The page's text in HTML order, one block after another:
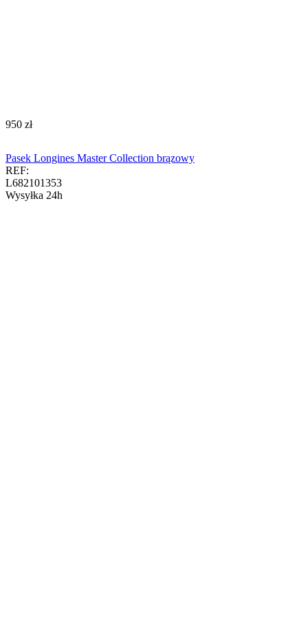
‍950‍ zł
Pasek Longines Master Collection brązowy
REF:
L682101353
Wysyłka 24h